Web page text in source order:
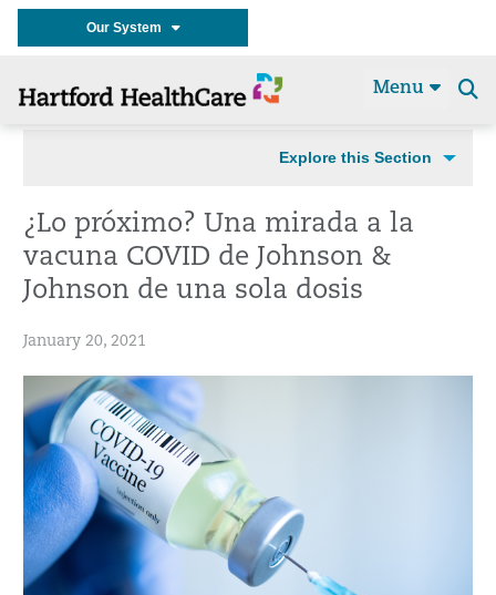
Our System
Menu
Explore this Section
¿Lo próximo? Una mirada a la
vacuna COVID de Johnson &
Johnson de una sola dosis
January 20, 2021